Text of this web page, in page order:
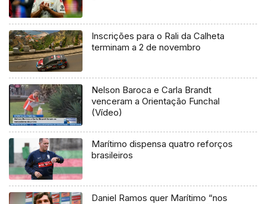
Inscrições para o Rali da Calheta
terminam a 2 de novembro
Nelson Baroca e Carla Brandt
venceram a Orientação Funchal
(Vídeo)
Marítimo dispensa quatro reforços
brasileiros
Daniel Ramos quer Marítimo “nos